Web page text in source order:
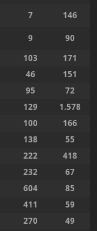
7
146
9
90
103
171
46
151
95
72
129
1.578
100
166
138
55
222
418
232
67
604
85
411
59
270
49